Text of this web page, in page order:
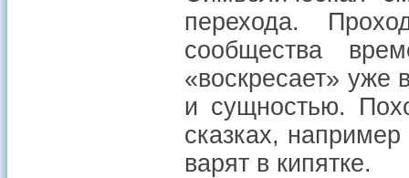
перехода.
сообщества
«воскресает»
и сущностью.
сказках,
варят в кипятке.